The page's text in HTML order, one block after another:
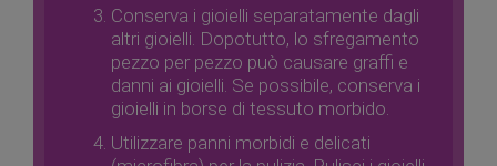
Conserva i gioielli separatamente dagli
altri gioielli. Dopotutto, lo sfregamento
pezzo per pezzo può causare graffi e
danni ai gioielli. Se possibile, conserva i
gioielli in borse di tessuto morbido.
Utilizzare panni morbidi e delicati